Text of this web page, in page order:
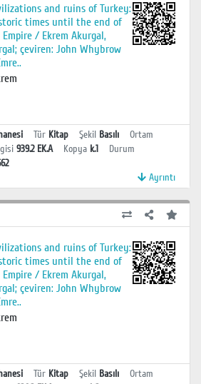
and ruins of Turkey:
times until the end of
/ Ekrem Akurgal,
çeviren: John Whybrow
Tür Kitap Şekil Basılı
Ortam
939.2 EK.A Kopya k.1
Durum
Ayrıntı
and ruins of Turkey:
times until the end of
/ Ekrem Akurgal,
çeviren: John Whybrow
Tür Kitap Şekil Basılı
Ortam